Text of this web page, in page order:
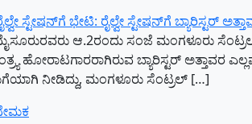
ಸ್ಟೇಷನ್‌ಗೆ ಭೇಟಿ: ರೈಲ್ವೇ ಸ್ಟೇಷನ್‌ಗೆ ಬ್ಯಾರಿಸ್ಟರ್‌
ಆ.2ರಂದು ಸಂಜೆ ಮಂಗಳೂರು ಸೆಂಟ್ರಲ್‌
ಹೋರಾಟಗಾರರಾಗಿರುವ ಬ್ಯಾರಿಸ್ಟರ್‌ ಅತ್ತಾವರ
ನೀಡಿದ್ದು, ಮಂಗಳೂರು ಸೆಂಟ್ರಲ್‌ […]